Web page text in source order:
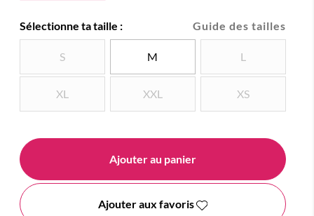
Guide des tailles
Sélectionne ta taille :
S M L
XL XXL XS
Ajouter au panier
Ajouter aux favoris